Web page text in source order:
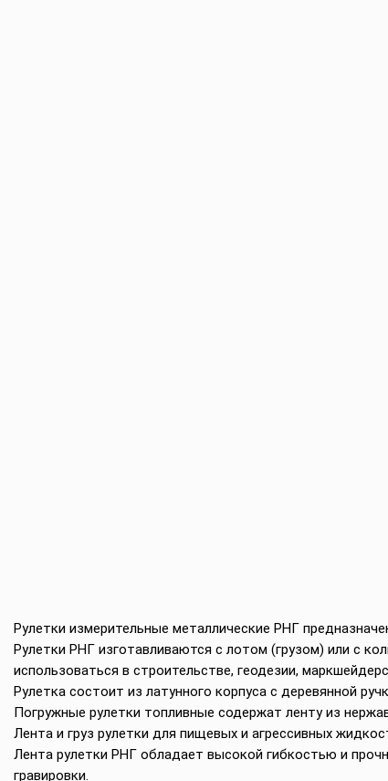
Рулетки измерительные металлические РНГ
Рулетки РНГ изготавливаются с лотом (грузом) или с
использоваться в строительстве, геодезии,
Рулетка состоит из латунного корпуса с деревянной
Погружные рулетки топливные содержат ленту из
Лента и груз рулетки для пищевых и агрессивных
Лента рулетки РНГ обладает высокой гибкостью и
гравировки.